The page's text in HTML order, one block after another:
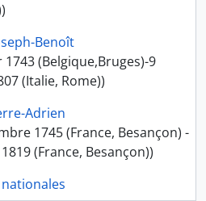
Benoît
1743 (Belgique,Bruges)-9
(Italie, Rome))
Adrien
1745 (France, Besançon) -
(France, Besançon))